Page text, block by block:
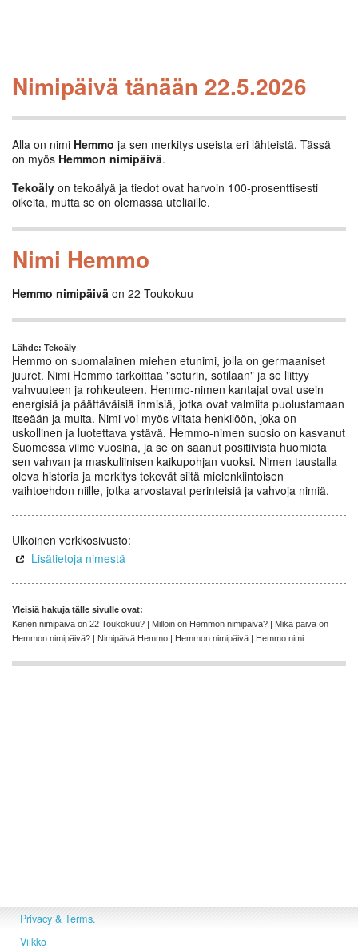
Nimipäivä tänään 22.5.2026
Alla on nimi Hemmo ja sen merkitys useista eri lähteistä. Tässä
on myös Hemmon nimipäivä.
Tekoäly on tekoälyä ja tiedot ovat harvoin 100-prosenttisesti
oikeita, mutta se on olemassa uteliaille.
Nimi Hemmo
Hemmo nimipäivä on 22 Toukokuu
Lähde: Tekoäly
Hemmo on suomalainen miehen etunimi, jolla on germaaniset
juuret. Nimi Hemmo tarkoittaa "soturin, sotilaan" ja se liittyy
vahvuuteen ja rohkeuteen. Hemmo-nimen kantajat ovat usein
energisiä ja päättäväisiä ihmisiä, jotka ovat valmiita puolustamaan
itseään ja muita. Nimi voi myös viitata henkilöön, joka on
uskollinen ja luotettava ystävä. Hemmo-nimen suosio on kasvanut
Suomessa viime vuosina, ja se on saanut positiivista huomiota
sen vahvan ja maskuliinisen kaikupohjan vuoksi. Nimen taustalla
oleva historia ja merkitys tekevät siitä mielenkiintoisen
vaihtoehdon niille, jotka arvostavat perinteisiä ja vahvoja nimiä.
Ulkoinen verkkosivusto:
Lisätietoja nimestä
Yleisiä hakuja tälle sivulle ovat:
Kenen nimipäivä on 22 Toukokuu? | Milloin on Hemmon nimipäivä? | Mikä päivä on
Hemmon nimipäivä? | Nimipäivä Hemmo | Hemmon nimipäivä | Hemmo nimi
Privacy & Terms.
Viikko